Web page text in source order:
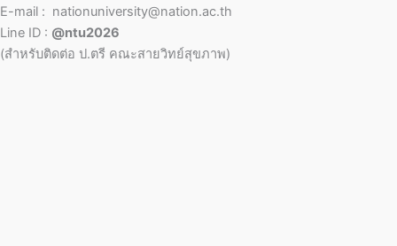
E-mail : nationuniversity@nation.ac.th
Line ID : @ntu2026
(สำหรับติดต่อ ป.ตรี คณะสายวิทย์สุขภาพ)